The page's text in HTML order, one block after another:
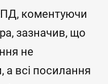
коментуючи
зазначив, що
не
а всі посилання